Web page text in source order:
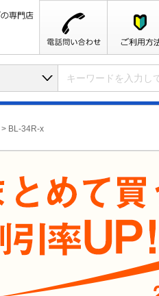
> BL-34R-x